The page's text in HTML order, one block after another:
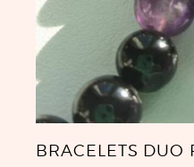
BRACELETS DUO